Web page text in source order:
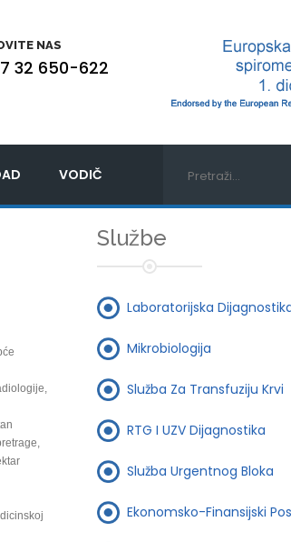
NAS
32 650-622
VODIČ
Službe
Laboratorijska
Mikrobiologija
Služba Za Transfuziju Krvi
RTG I UZV Dijagnostika
Služba Urgentnog Bloka
Ekonomsko-Finansijski